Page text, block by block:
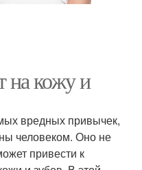
на кожу и
вредных привычек,
человеком. Оно не
привести к